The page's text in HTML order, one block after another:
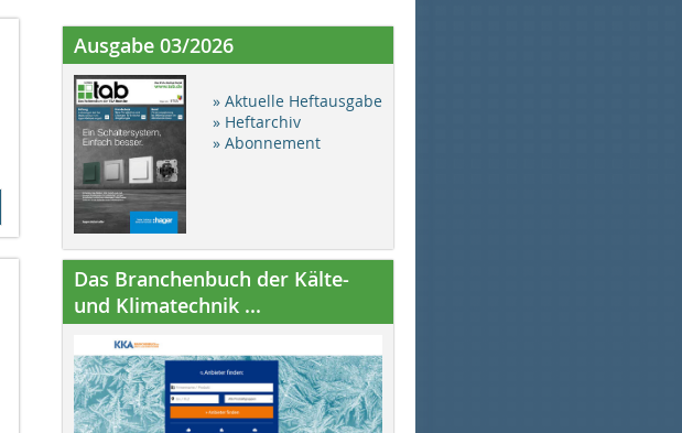
Ausgabe 03/2026
» Aktuelle Heftausgabe
» Heftarchiv
» Abonnement
Das Branchenbuch der Kälte-
und Klimatechnik ...